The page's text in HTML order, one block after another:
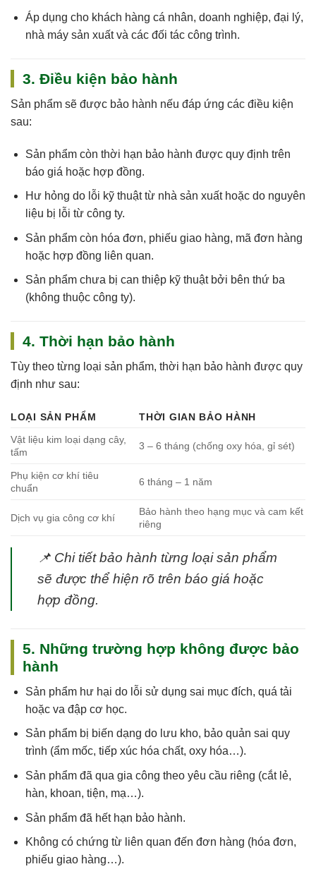
Áp dụng cho khách hàng cá nhân, doanh nghiệp, đại lý,
nhà máy sản xuất và các đối tác công trình.
3. Điều kiện bảo hành
Sản phẩm sẽ được bảo hành nếu đáp ứng các điều kiện
sau:
Sản phẩm còn thời hạn bảo hành được quy định trên
báo giá hoặc hợp đồng.
Hư hỏng do lỗi kỹ thuậttừ nhà sản xuất hoặc do nguyên
liệu bị lỗi từ công ty.
Sản phẩm còn hóa đơn, phiếu giao hàng, mã đơn hàng
hoặc hợp đồng liên quan.
Sản phẩm chưa bị can thiệp kỹ thuật bởi bên thứ ba
(không thuộc công ty).
4. Thời hạn bảo hành
Tùy theo từng loại sản phẩm, thời hạn bảo hành được quy
định như sau:
LOẠI SẢN PHẨM
THỜI GIAN BẢO HÀNH
Vật liệu kim loại dạng cây,
tấm
3 – 6 tháng (chống oxy hóa, gỉ sét)
Phụ kiện cơ khí tiêu
chuẩn
6 tháng – 1 năm
Dịch vụ gia công cơ khí
Bảo hành theo hạng mục và cam kết
riêng
📌 Chi tiết bảo hành từng loại sản phẩm
sẽ được thể hiện rõ trên báo giá hoặc
hợp đồng.
5. Những trường hợp không được bảo
hành
Sản phẩm hư hại do lỗi sử dụng sai mục đích, quá tải
hoặc va đập cơ học.
Sản phẩm bị biến dạng do lưu kho, bảo quản sai quy
trình (ẩm mốc, tiếp xúc hóa chất, oxy hóa…).
Sản phẩm đã qua gia công theo yêu cầu riêng (cắt lẻ,
hàn, khoan, tiện, mạ…).
Sản phẩm đã hết hạn bảo hành.
Không có chứng từ liên quan đến đơn hàng (hóa đơn,
phiếu giao hàng…).